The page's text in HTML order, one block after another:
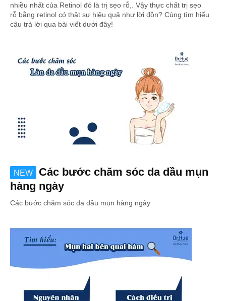
nhiều nhất của Retinol đó là trị sẹo rỗ,. Vậy thực chất trị sẹo
rỗ bằng retinol có thật sự hiệu quả như lời đồn? Cùng tìm hiểu
câu trả lời qua bài viết dưới đây!
NEW
Các bước chăm sóc da dầu mụn
hàng ngày
Các bước chăm sóc da dầu mụn hàng ngày